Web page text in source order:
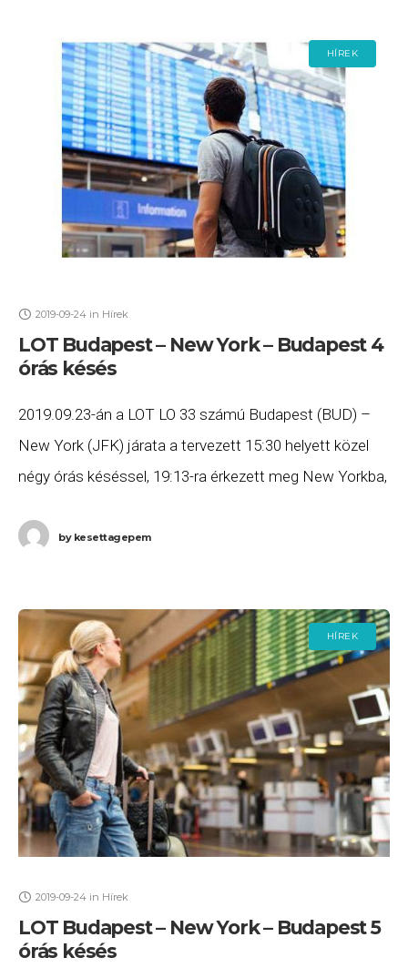
HÍREK
2019-09-24 in Hírek
LOT Budapest – New York – Budapest 4
órás késés
2019.09.23-án a LOT LO 33 számú Budapest (BUD) –
New York (JFK) járata a tervezett 15:30 helyett közel
négy órás késéssel, 19:13-ra érkezett meg New Yorkba,
bykesettagepem
HÍREK
2019-09-24 in Hírek
LOT Budapest – New York – Budapest 5
órás késés